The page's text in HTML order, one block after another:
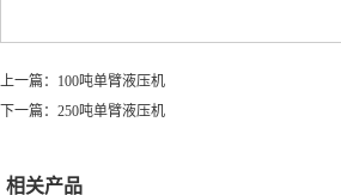
上一篇： 100吨单臂液压机
下一篇： 250吨单臂液压机
相关产品